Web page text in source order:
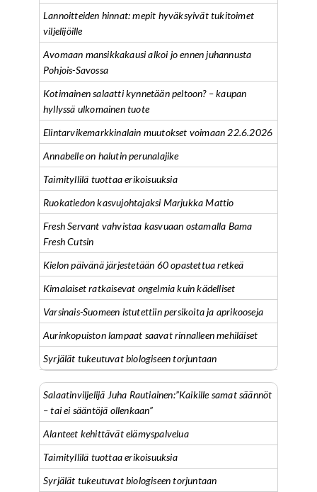
Lannoitteiden hinnat: mepit hyväksyivät tukitoimet
viljelijöille
Avomaan mansikkakausi alkoi jo ennen juhannusta
Pohjois-Savossa
Kotimainen salaatti kynnetään peltoon? – kaupan
hyllyssä ulkomainen tuote
Elintarvikemarkkinalain muutokset voimaan 22.6.2026
Annabelle on halutin perunalajike
Taimityllilä tuottaa erikoisuuksia
Ruokatiedon kasvujohtajaksi Marjukka Mattio
Fresh Servant vahvistaa kasvuaan ostamalla Bama
Fresh Cutsin
Kielon päivänä järjestetään 60 opastettua retkeä
Kimalaiset ratkaisevat ongelmia kuin kädelliset
Varsinais-Suomeen istutettiin persikoita ja aprikooseja
Aurinkopuiston lampaat saavat rinnalleen mehiläiset
Syrjälät tukeutuvat biologiseen torjuntaan
Salaatinviljelijä Juha Rautiainen:”Kaikille samat säännöt
– tai ei sääntöjä ollenkaan”
Alanteet kehittävät elämyspalvelua
Taimityllilä tuottaa erikoisuuksia
Syrjälät tukeutuvat biologiseen torjuntaan